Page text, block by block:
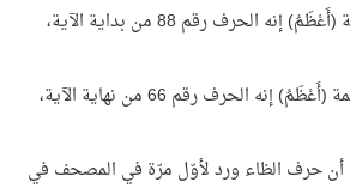
تأمّل حرف الظاء في كلمة (أَعْظَمُ) إنه الحرف رقم 88 من بداية الآية،
وتأمّل حرف الظاء في كلمة (أَعْظَمُ) إنه الحرف رقم 66 من نهاية الآية،
حرف الظاء ورد لأوّل مرّة في المصحف في